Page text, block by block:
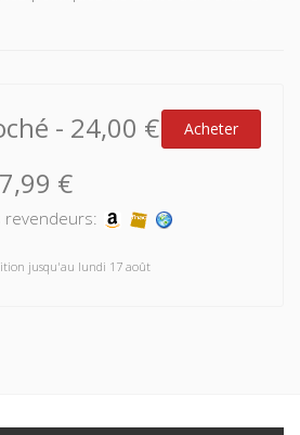
- 24,00 € Acheter
€
revendeurs:
jusqu'au lundi 17 août